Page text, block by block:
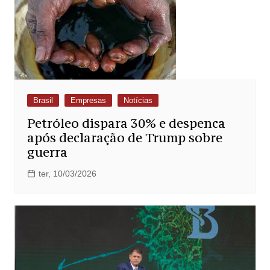
Brasil Empresas Notícias
Petróleo dispara 30% e despenca
após declaração de Trump sobre
guerra
ter, 10/03/2026